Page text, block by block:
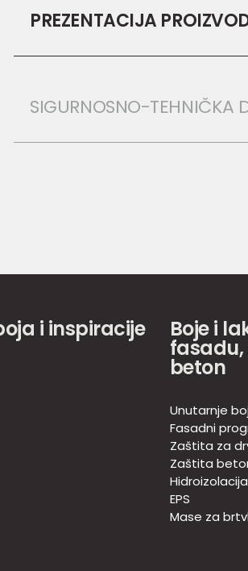
PREZENTACIJA
SIGURNOSNO-TEHNIČKA
i inspiracije Boje i
fasadu,
beton
Unutarnje
Fasadni
Zaštita za
Zaštita
EPS
Mase za